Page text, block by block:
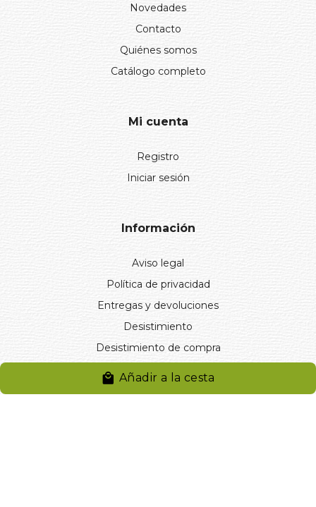
Añadir a la cesta
Novedades
Contacto
Quiénes somos
Catálogo completo
Mi cuenta
Registro
Iniciar sesión
Información
Aviso legal
Política de privacidad
Entregas y devoluciones
Desistimiento
Desistimiento de compra